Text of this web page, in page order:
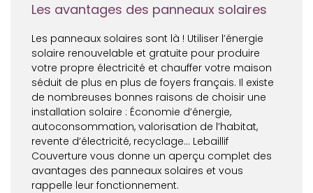
Les avantages des panneaux solaires
Les panneaux solaires sont là ! Utiliser l’énergie
solaire renouvelable et gratuite pour produire
votre propre électricité et chauffer votre maison
séduit de plus en plus de foyers français. Il existe
de nombreuses bonnes raisons de choisir une
installation solaire : Économie d’énergie,
autoconsommation, valorisation de l’habitat,
revente d’électricité, recyclage… Lebaillif
Couverture vous donne un aperçu complet des
avantages des panneaux solaires et vous
rappelle leur fonctionnement.